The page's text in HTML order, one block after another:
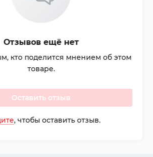
Отзывов ещё нет
кто поделится мнением об этом
товаре.
Оставить отзыв
, чтобы оставить отзыв.